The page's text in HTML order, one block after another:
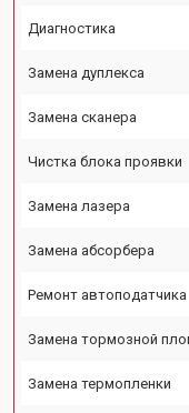
Диагностика
Замена дуплекса
Замена сканера
Чистка блока проявки
Замена лазера
Замена абсорбера
Ремонт автоподатчика
Замена тормозной
Замена термопленки